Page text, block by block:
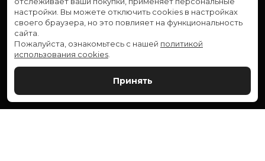
Расписание
Скоро в кино
Служба поддержки
настройки. Вы можете отключить cookies в настройках
своего браузера, но это повлияет на функциональность
сайта.
Пожалуйста, ознакомьтесь с нашей политикой
использования cookies
Принять